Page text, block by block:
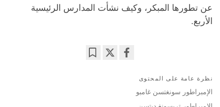
عن تطورها المبكر، وكيف نشأت المدارس الرئيسية
الأربع.
نظرة عامة على المحتوى
الإمبراطور سونغتسن غامبو